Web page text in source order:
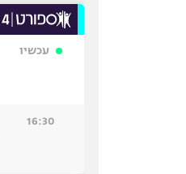
עכשיו
16:30